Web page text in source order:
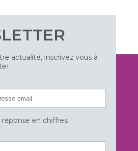
actualité, inscrivez vous à
réponse en chiffres